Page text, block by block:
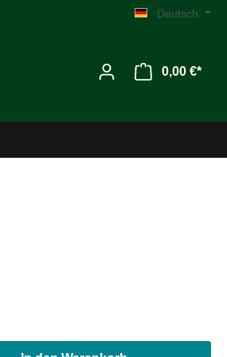
Deutsch
0,00 €*
MG C